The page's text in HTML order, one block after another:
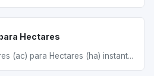
Hectares
(ac) para Hectares (ha) instant...